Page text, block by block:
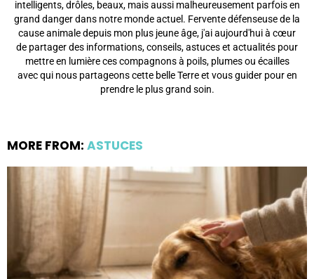
intelligents, drôles, beaux, mais aussi malheureusement parfois en
grand danger dans notre monde actuel. Fervente défenseuse de la
cause animale depuis mon plus jeune âge, j'ai aujourd'hui à cœur
de partager des informations, conseils, astuces et actualités pour
mettre en lumière ces compagnons à poils, plumes ou écailles
avec qui nous partageons cette belle Terre et vous guider pour en
prendre le plus grand soin.
MORE FROM: ASTUCES